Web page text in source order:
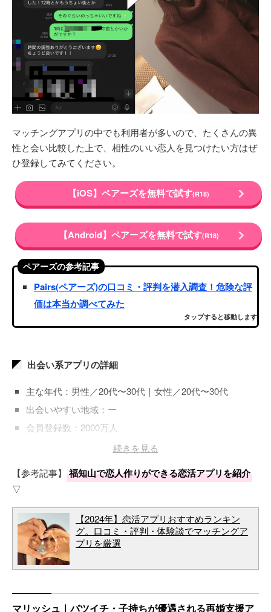
マッチングアプリの中でも利用者が多いので、たくさんの異
性と会い比較した上で、相性のいい恋人を見つけたい方はぜ
ひ登録してみてください。
【iOS】ペアーズを無料で試す(R18)
【Android】ペアーズを無料で試す(R18)
ペアーズの参考記事
Pairs(ペアーズ)の口コミ・評判を潜入調査！危険な評
価は本当か調べてみた
タップすると移動します
出会い系アプリの詳細
主な年代：男性／20代〜30代｜女性／20代〜30代
出会いやすい地域：ー
会員登録数：2000万人
登録料金：男性／3,480円～｜女性／無料
続きを見る
【参考記事】
福知山で恋人作りができる恋活アプリを紹介
▽
【2024年】恋活アプリおすすめランキン
グ。口コミ・評判・体験談でマッチングア
プリを厳選
マリッシュ｜バツイチ・子持ちが優遇される再婚支援ア